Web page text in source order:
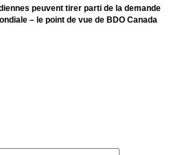
peuvent tirer parti de la demande
– le point de vue de BDO Canada